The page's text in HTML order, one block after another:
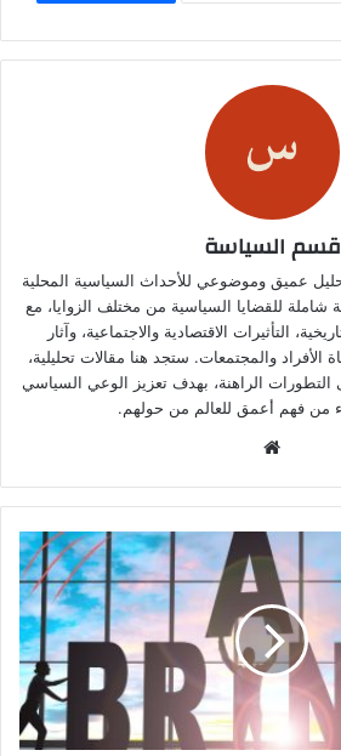
قسم السياسة
عميق وموضوعي للأحداث السياسية المحلية
شاملة للقضايا السياسية من مختلف الزوايا، مع
التأثيرات الاقتصادية والاجتماعية، وآثار
الأفراد والمجتمعات. ستجد هنا مقالات تحليلية،
التطورات الراهنة، بهدف تعزيز الوعي السياسي
من فهم أعمق للعالم من حولهم.